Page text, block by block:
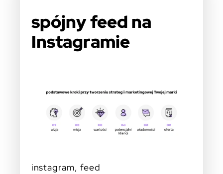
spójny feed na
Instagramie
instagram, feed